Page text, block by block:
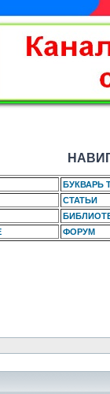
БУКВАРЬ
СТАТЬИ
ФОРУМ